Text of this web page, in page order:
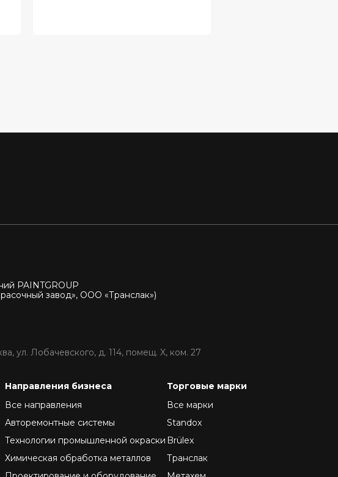
PAINTGROUP
завод», ООО «Транслак»)
ул. Лобачевского, д. 114, помещ. X, ком. 27
Направления бизнеса
Все направления
Авторемонтные системы
Технологии промышленной окраски
Химическая обработка металлов
Торговые марки
Все марки
Standox
Brülex
Транслак